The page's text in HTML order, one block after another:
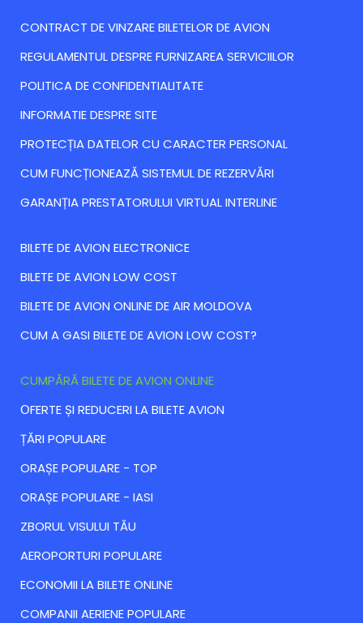
CONTRACT DE VINZARE BILETELOR DE AVION
REGULAMENTUL DESPRE FURNIZAREA SERVICIILOR
POLITICA DE CONFIDENTIALITATE
INFORMATIE DESPRE SITE
PROTECȚIA DATELOR CU CARACTER PERSONAL
CUM FUNCȚIONEAZĂ SISTEMUL DE REZERVĂRI
GARANȚIA PRESTATORULUI VIRTUAL INTERLINE
BILETE DE AVION ELECTRONICE
BILETE DE AVION LOW COST
BILETE DE AVION ONLINE DE AIR MOLDOVA
CUM A GASI BILETE DE AVION LOW COST?
CUMPĂRĂ BILETE DE AVION ONLINE
ОFERTE ȘI REDUCERI LA BILETE AVION
ȚĂRI POPULARE
ORAȘE POPULARE - TOP
ORAȘE POPULARE - IASI
ZBORUL VISULUI TĂU
AEROPORTURI POPULARE
ECONOMII LA BILETE ONLINE
COMPANII AERIENE POPULARE